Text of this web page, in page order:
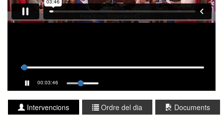
00:03:46
Intervencions Ordre del dia Documents